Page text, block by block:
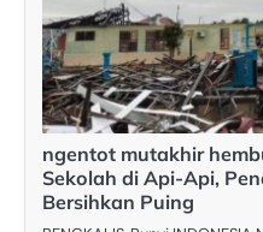
ngentot mutakhir
Sekolah di Api-Api,
Bersihkan Puing